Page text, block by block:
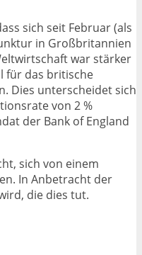
sich seit Februar (als
in Großbritannien
war stärker
für das britische
Dies unterscheidet sich
von 2 %
der Bank of England
sich von einem
In Anbetracht der
die dies tut.